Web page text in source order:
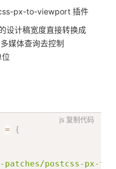
关
: process . env NODE_ENV
,
: false
info
px-to-viewport 插件
设计稿宽度直接转换成
媒体查询去控制
js 复制代码
=
{
patches/postcss-px-